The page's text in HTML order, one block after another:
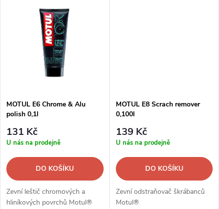
MOTUL E6 Chrome & Alu
polish 0,1l
131 Kč
U nás na prodejně
DO KOŠÍKU
Zevní leštič chromových a
hliníkových povrchů Motul®
MOTUL E8 Scrach remover
0,100l
139 Kč
U nás na prodejně
DO KOŠÍKU
Zevní odstraňovač škrábanců
Motul®